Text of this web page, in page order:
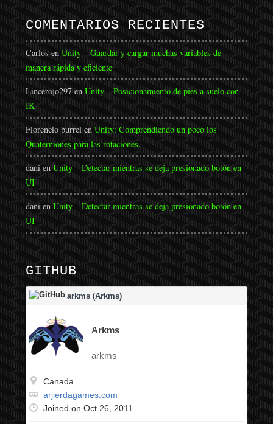
COMENTARIOS RECIENTES
CarlosenUnity – Guardar y cargar muchas variables de
manera rápida y eficiente
Lincerojo297enUnity – Posicionamiento de pies a suelo con
IK
Florencio burrelenUnity: Comprendiendo un poco los
Quaterniones para las rotaciones.
danienUnity – Detectar mientras se deja presionado botón en
UI
danienUnity – Detectar mientras se deja presionado botón en
UI
GITHUB
arkms (Arkms)
Arkms
arkms
Canada
arjierdagames.com
Joined on Oct 26, 2011